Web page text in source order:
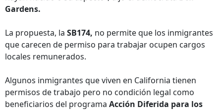
Gardens.
La propuesta, la SB174, no permite que los inmigrantes
que carecen de permiso para trabajar ocupen cargos
locales remunerados.
Algunos inmigrantes que viven en California tienen
permisos de trabajo pero no condición legal como
beneficiarios del programa Acción Diferida para los